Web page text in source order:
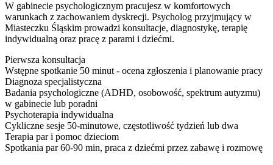
W gabinecie psychologicznym pracujesz w komfortowych
warunkach z zachowaniem dyskrecji. Psycholog przyjmujący w
Miasteczku Śląskim prowadzi konsultacje, diagnostykę, terapię
indywidualną oraz pracę z parami i dziećmi.
Pierwsza konsultacja
Wstępne spotkanie 50 minut - ocena zgłoszenia i planowanie pracy
Diagnoza specjalistyczna
Badania psychologiczne (ADHD, osobowość, spektrum autyzmu)
w gabinecie lub poradni
Psychoterapia indywidualna
Cykliczne sesje 50-minutowe, częstotliwość tydzień lub dwa
Terapia par i pomoc dzieciom
Spotkania par 60-90 min, praca z dziećmi przez zabawę i rozmowę